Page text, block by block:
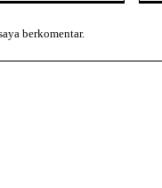
berkomentar.